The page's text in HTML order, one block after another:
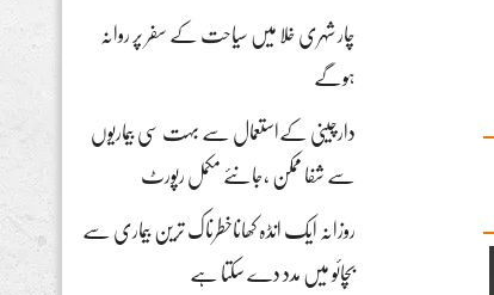
چار شہری خلا میں سیاحت کے سفر پر روانہ
ہوگے
دارچینی کےاستعمال سے بہت سی بیماریوں
سے شفا ممکن ،جانئے مکمل رپورٹ
روزانہ ایک انڈہ کھاناخطرناک ترین بیماری سے
بچائو میں مدد دے سکتا ہے